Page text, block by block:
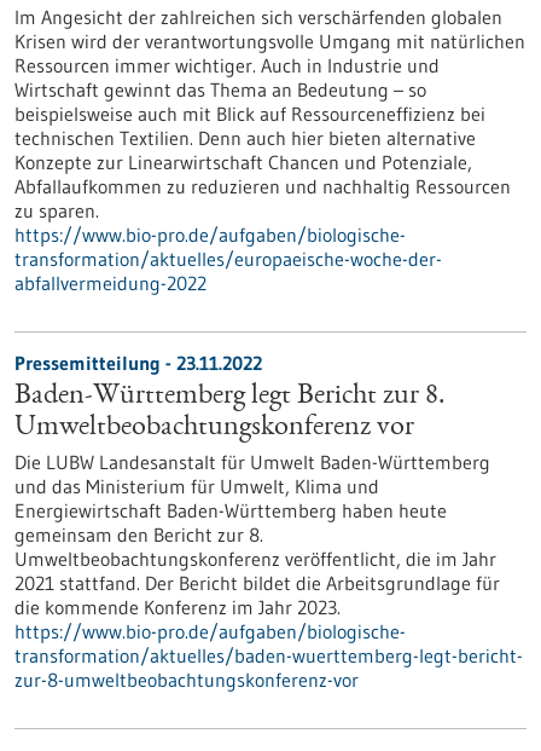
Im Angesicht der zahlreichen sich verschärfenden globalen
Krisen wird der verantwortungsvolle Umgang mit natürlichen
Ressourcen immer wichtiger. Auch in Industrie und
Wirtschaft gewinnt das Thema an Bedeutung – so
beispielsweise auch mit Blick auf Ressourceneffizienz bei
technischen Textilien. Denn auch hier bieten alternative
Konzepte zur Linearwirtschaft Chancen und Potenziale,
Abfallaufkommen zu reduzieren und nachhaltig Ressourcen
zu sparen.
https://www.bio-pro.de/aufgaben/biologische-
transformation/aktuelles/europaeische-woche-der-
abfallvermeidung-2022
Pressemitteilung - 23.11.2022
Baden-Württemberg legt Bericht zur 8.
Umweltbeobachtungskonferenz vor
Die LUBW Landesanstalt für Umwelt Baden-Württemberg
und das Ministerium für Umwelt, Klima und
Energiewirtschaft Baden-Württemberg haben heute
gemeinsam den Bericht zur 8.
Umweltbeobachtungskonferenz veröffentlicht, die im Jahr
2021 stattfand. Der Bericht bildet die Arbeitsgrundlage für
die kommende Konferenz im Jahr 2023.
https://www.bio-pro.de/aufgaben/biologische-
transformation/aktuelles/baden-wuerttemberg-legt-bericht-
zur-8-umweltbeobachtungskonferenz-vor